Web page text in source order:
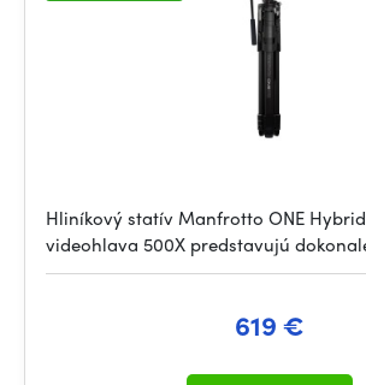
Hliníkový statív Manfrotto ONE
videohlava 500X predstavujú
619 €